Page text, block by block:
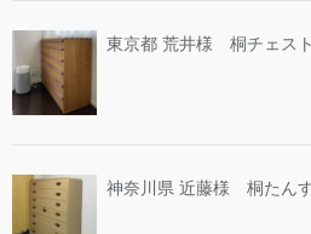
東京都 荒井様 桐チェスト
神奈川県 近藤様 桐たん